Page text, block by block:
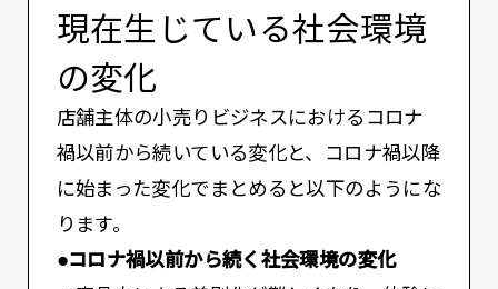
現在生じている社会環境
の変化
店舗主体の小売りビジネスにおけるコロナ
禍以前から続いている変化と、コロナ禍以降
に始まった変化でまとめると以下のようにな
ります。
●コロナ禍以前から続く社会環境の変化